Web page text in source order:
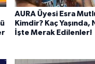
AURA Üyesi Esra
Kimdir? Kaç Yaşında,
İşte Merak Edilenler!